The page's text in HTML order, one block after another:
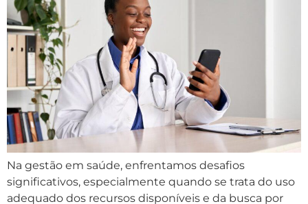
Na gestão em saúde, enfrentamos desafios
significativos, especialmente quando se trata do uso
adequado dos recursos disponíveis e da busca por